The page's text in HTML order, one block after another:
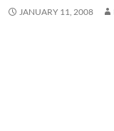
JANUARY 11, 2008